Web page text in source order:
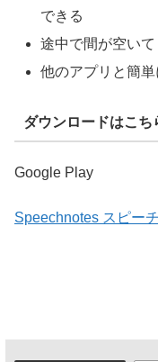
できる
途中で間が空い
他のアプリと簡
ダウンロードはこち
Google Play
Speechnotes スピー